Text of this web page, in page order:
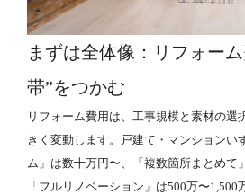
まずは全体像：リフォー
帯”をつかむ
リフォーム費用は、工事規模と素材の選
きく変動します。戸建て・マンションい
ム」は数十万円〜、「複数箇所まとめて
「フルリノベーション」は500万〜